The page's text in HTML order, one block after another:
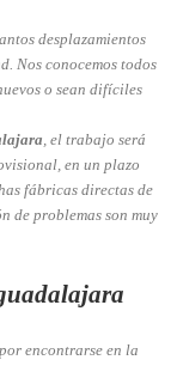
desplazamientos
Nos conocemos todos
o sean difíciles
, el trabajo será
en un plazo
fábricas directas de
de problemas son muy
por encontrarse en la